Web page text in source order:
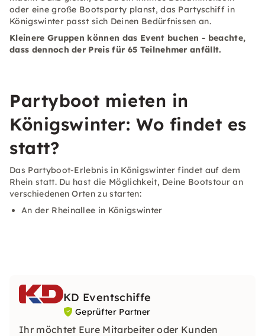
oder eine große Bootsparty planst, das Partyschiff in
Königswinter passt sich Deinen Bedürfnissen an.
Kleinere Gruppen können das Event buchen - beachte,
dass dennoch der Preis für 65 Teilnehmer anfällt.
Partyboot mieten in
Königswinter: Wo findet es
statt?
Das Partyboot-Erlebnis in Königswinter findet auf dem
Rhein statt. Du hast die Möglichkeit, Deine Bootstour an
verschiedenen Orten zu starten:
An der Rheinallee in Königswinter
KD Eventschiffe
Geprüfter Partner
Ihr möchtet Eure Mitarbeiter oder Kunden